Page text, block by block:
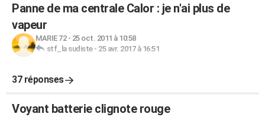
Panne de ma centrale Calor : je n'ai plus de
vapeur
MARIE 72- 25 oct. 2011 à 10:58
stf_la sudiste- 25 avr. 2017 à 16:51
37 réponses
Voyant batterie clignote rouge